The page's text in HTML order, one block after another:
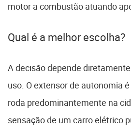
motor a combustão atuando
Qual é a melhor escolha?
A decisão depende
uso. O extensor de autonomia
roda predominantemente na
sensação de um carro elétrico